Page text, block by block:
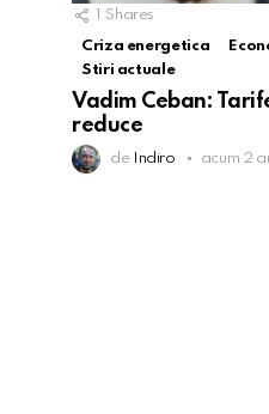
1 Shares
Criza energetica
Stiri actuale
Vadim Ceban:
reduce
de Indiro acum 2